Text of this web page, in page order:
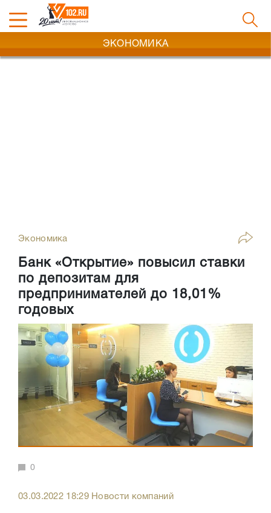
ЭКОНОМИКА
Экономика
Банк «Открытие» повысил ставки
по депозитам для
предпринимателей до 18,01%
годовых
0
03.03.2022 18:29 Новости компаний